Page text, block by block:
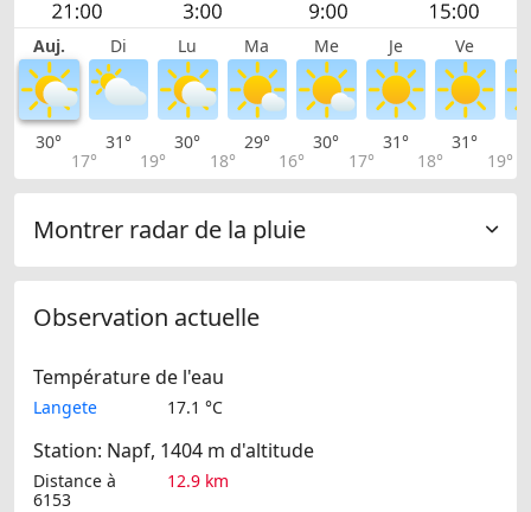
Auj. Di Lu Ma Me Je Ve
30°
17°
31°
19°
30°
18°
29°
16°
30°
17°
31°
18°
31°
19°
Montrer radar de la pluie
Observation actuelle
Température de l'eau
Langete 17.1 °C
Station: Napf, 1404 m d'altitude
Distance à
6153
12.9 km